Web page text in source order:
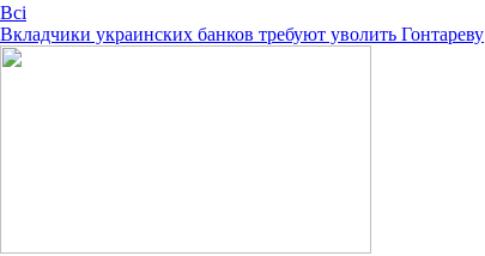
Всі
Вкладчики украинских банков требуют уволить Гонтареву